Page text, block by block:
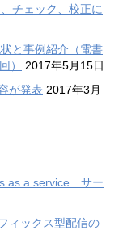
チェック、校正に
と事例紹介（電書
）
2017年5月15日
が発表 2017年3月
as a service サー
ィックス型配信の